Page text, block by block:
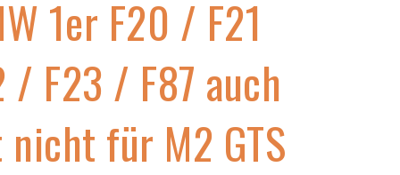
1er F20 / F21
/ F23 / F87 auch
für M2 GTS